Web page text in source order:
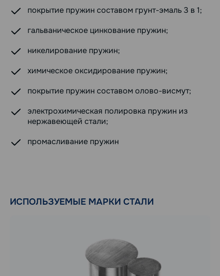
покрытие пружин составом грунт-эмаль 3 в 1;
гальваническое цинкование пружин;
никелирование пружин;
химическое оксидирование пружин;
покрытие пружин составом олово-висмут;
электрохимическая полировка пружин из
нержавеющей стали;
промасливание пружин
ИСПОЛЬЗУЕМЫЕ МАРКИ СТАЛИ